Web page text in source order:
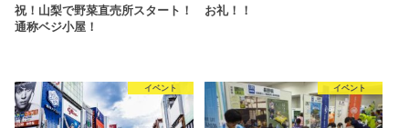
祝！山梨で野菜直売所スタート！
通称ベジ小屋！
お礼！！
イベント イベント